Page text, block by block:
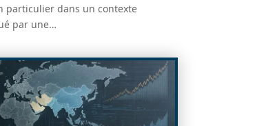
particulier dans un contexte
par une…